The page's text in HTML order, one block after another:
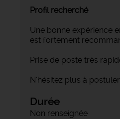
Profil recherché
Une bonne expérience
est fortement
Prise de poste très
N'hésitez plus à
Durée
Non renseignée